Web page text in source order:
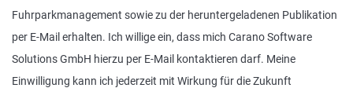
*
Fuhrparkmanagement sowie zu der heruntergeladenen Publikation
per E-Mail erhalten. Ich willige ein, dass mich Carano Software
Solutions GmbH hierzu per E-Mail kontaktieren darf. Meine
Einwilligung kann ich jederzeit mit Wirkung für die Zukunft